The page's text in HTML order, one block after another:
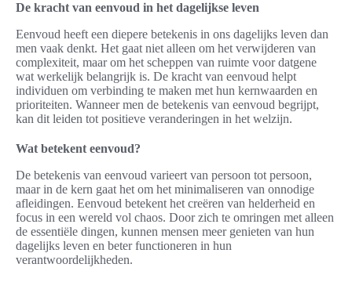
De kracht van eenvoud in het dagelijkse leven
Eenvoud heeft een diepere betekenis in ons dagelijks leven dan
men vaak denkt. Het gaat niet alleen om het verwijderen van
complexiteit, maar om het scheppen van ruimte voor datgene
wat werkelijk belangrijk is. De kracht van eenvoud helpt
individuen om verbinding te maken met hun kernwaarden en
prioriteiten. Wanneer men de betekenis van eenvoud begrijpt,
kan dit leiden tot positieve veranderingen in het welzijn.
Wat betekent eenvoud?
De betekenis van eenvoud varieert van persoon tot persoon,
maar in de kern gaat het om het minimaliseren van onnodige
afleidingen. Eenvoud betekent het creëren van helderheid en
focus in een wereld vol chaos. Door zich te omringen met alleen
de essentiële dingen, kunnen mensen meer genieten van hun
dagelijks leven en beter functioneren in hun
verantwoordelijkheden.